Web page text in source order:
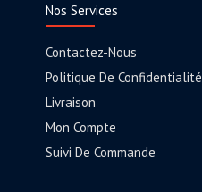
Nos Services
Contactez-Nous
Politique De Confidentialité
Livraison
Mon Compte
Suivi De Commande